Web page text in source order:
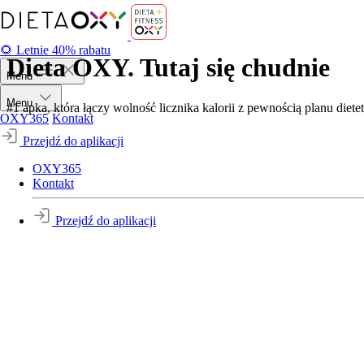
🌻 Letnie 40% rabatu
Menu
Menu
OXY365 Kontakt
Przejdź do aplikacji
OXY365
Kontakt
Przejdź do aplikacji
Dieta OXY. Tutaj się chudnie
#1 apka, która łączy wolność licznika kalorii z pewnością planu